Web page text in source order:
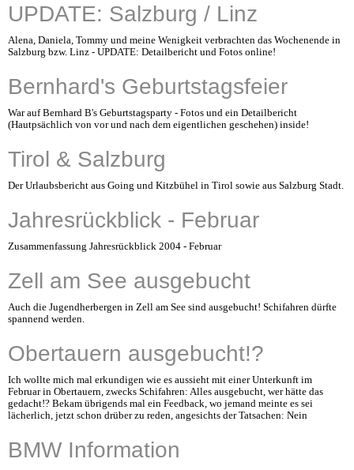
UPDATE: Salzburg / Linz
Alena, Daniela, Tommy und meine Wenigkeit verbrachten das Wochenende in
Salzburg bzw. Linz - UPDATE: Detailbericht und Fotos online!
Bernhard's Geburtstagsfeier
War auf Bernhard B's Geburtstagsparty - Fotos und ein Detailbericht
(Hautpsächlich von vor und nach dem eigentlichen geschehen) inside!
Tirol & Salzburg
Der Urlaubsbericht aus Going und Kitzbühel in Tirol sowie aus Salzburg Stadt.
Jahresrückblick - Februar
Zusammenfassung Jahresrückblick 2004 - Februar
Zell am See ausgebucht
Auch die Jugendherbergen in Zell am See sind ausgebucht! Schifahren dürfte
spannend werden.
Obertauern ausgebucht!?
Ich wollte mich mal erkundigen wie es aussieht mit einer Unterkunft im
Februar in Obertauern, zwecks Schifahren: Alles ausgebucht, wer hätte das
gedacht!? Bekam übrigends mal ein Feedback, wo jemand meinte es sei
lächerlich, jetzt schon drüber zu reden, angesichts der Tatsachen: Nein
BMW Information